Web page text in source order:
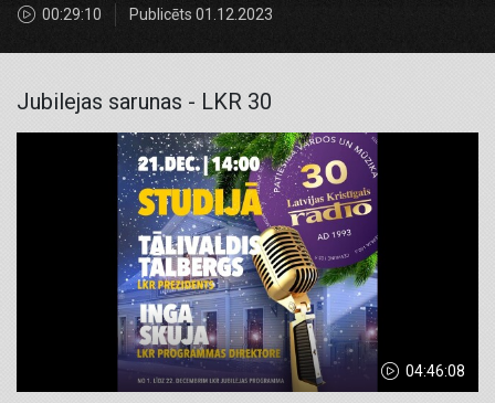
00:29:10 Publicēts 01.12.2023
Jubilejas sarunas - LKR 30
04:46:08